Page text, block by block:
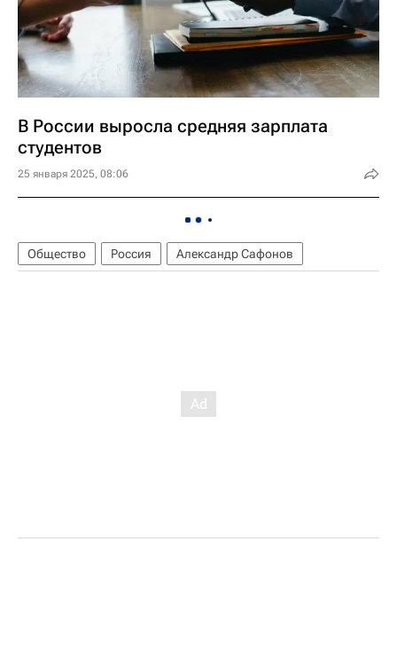
В России выросла средняя зарплата
студентов
25 января 2025, 08:06
Общество Россия Александр Сафонов